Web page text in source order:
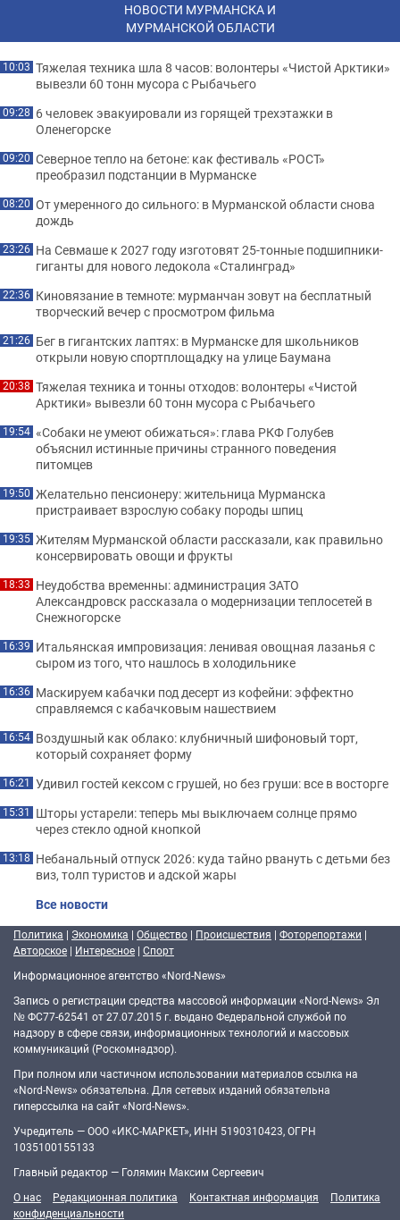
НОВОСТИ МУРМАНСКА И
МУРМАНСКОЙ ОБЛАСТИ
10:03 Тяжелая техника шла 8 часов: волонтеры «Чистой Арктики»
вывезли 60 тонн мусора с Рыбачьего
09:28 6 человек эвакуировали из горящей трехэтажки в
Оленегорске
09:20 Северное тепло на бетоне: как фестиваль «РОСТ»
преобразил подстанции в Мурманске
08:20 От умеренного до сильного: в Мурманской области снова
дождь
23:26 На Севмаше к 2027 году изготовят 25-тонные подшипники-
гиганты для нового ледокола «Сталинград»
22:36 Киновязание в темноте: мурманчан зовут на бесплатный
творческий вечер с просмотром фильма
21:26 Бег в гигантских лаптях: в Мурманске для школьников
открыли новую спортплощадку на улице Баумана
20:38 Тяжелая техника и тонны отходов: волонтеры «Чистой
Арктики» вывезли 60 тонн мусора с Рыбачьего
19:54 «Собаки не умеют обижаться»: глава РКФ Голубев
объяснил истинные причины странного поведения
питомцев
19:50 Желательно пенсионеру: жительница Мурманска
пристраивает взрослую собаку породы шпиц
19:35 Жителям Мурманской области рассказали, как правильно
консервировать овощи и фрукты
18:33 Неудобства временны: администрация ЗАТО
Александровск рассказала о модернизации теплосетей в
Снежногорске
16:39 Итальянская импровизация: ленивая овощная лазанья с
сыром из того, что нашлось в холодильнике
16:36 Маскируем кабачки под десерт из кофейни: эффектно
справляемся с кабачковым нашествием
16:54 Воздушный как облако: клубничный шифоновый торт,
который сохраняет форму
16:21 Удивил гостей кексом с грушей, но без груши: все в восторге
15:31 Шторы устарели: теперь мы выключаем солнце прямо
через стекло одной кнопкой
13:18 Небанальный отпуск 2026: куда тайно рвануть с детьми без
виз, толп туристов и адской жары
Все новости
Политика | Экономика | Общество | Происшествия | Фоторепортажи |
Авторское | Интересное | Спорт
Информационное агентство «Nord-News»
Запись о регистрации средства массовой информации «Nord-News» Эл
№ ФС77-62541 от 27.07.2015 г. выдано Федеральной службой по
надзору в сфере связи, информационных технологий и массовых
коммуникаций (Роскомнадзор).
При полном или частичном использовании материалов ссылка на
«Nord-News» обязательна. Для сетевых изданий обязательна
гиперссылка на сайт «Nord-News».
Учредитель — ООО «ИКС-МАРКЕТ», ИНН 5190310423, ОГРН
1035100155133
Главный редактор — Голямин Максим Сергеевич
О нас
Редакционная политика Контактная информация
Политика
конфиденциальности